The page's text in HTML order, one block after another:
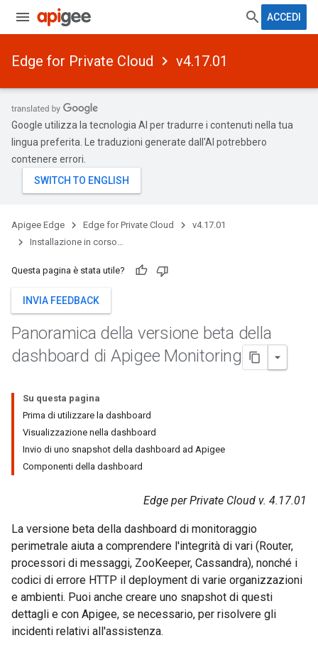
ACCEDI
Edge for Private Cloud v4.17.01
Google utilizza la tecnologia AI per tradurre i contenuti nella tua
lingua preferita. Le traduzioni generate dall'AI potrebbero
contenere errori.
Apigee Edge Edge for Private Cloud
v4.17.01
Installazione in corso…
Questa pagina è stata utile?
INVIA FEEDBACK
Panoramica della versione beta della
dashboard di Apigee Monitoring
Su questa pagina
Prima di utilizzare la dashboard
Visualizzazione nella dashboard
Invio di uno snapshot della dashboard ad Apigee
Componenti della dashboard
Edge per Private Cloud v. 4.17.01
La versione beta della dashboard di monitoraggio
perimetrale aiuta a comprendere l'integrità di vari (Router,
processori di messaggi, ZooKeeper, Cassandra), nonché i
codici di errore HTTP il deployment di varie organizzazioni
e ambienti. Puoi anche creare uno snapshot di questi
dettagli e con Apigee, se necessario, per risolvere gli
incidenti relativi all'assistenza.